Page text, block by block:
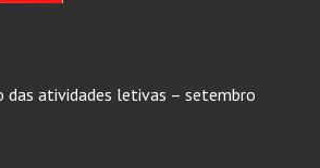
das atividades letivas – setembro